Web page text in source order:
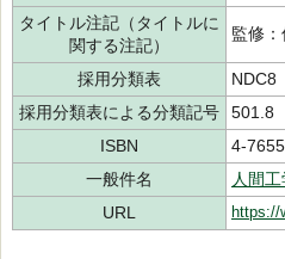
タイトル注記（タイトルに
関する注記）
監修
採用分類表
NDC8
採用分類表による分類記号
501.8
ISBN
4-
一般件名
人間
URL
https://